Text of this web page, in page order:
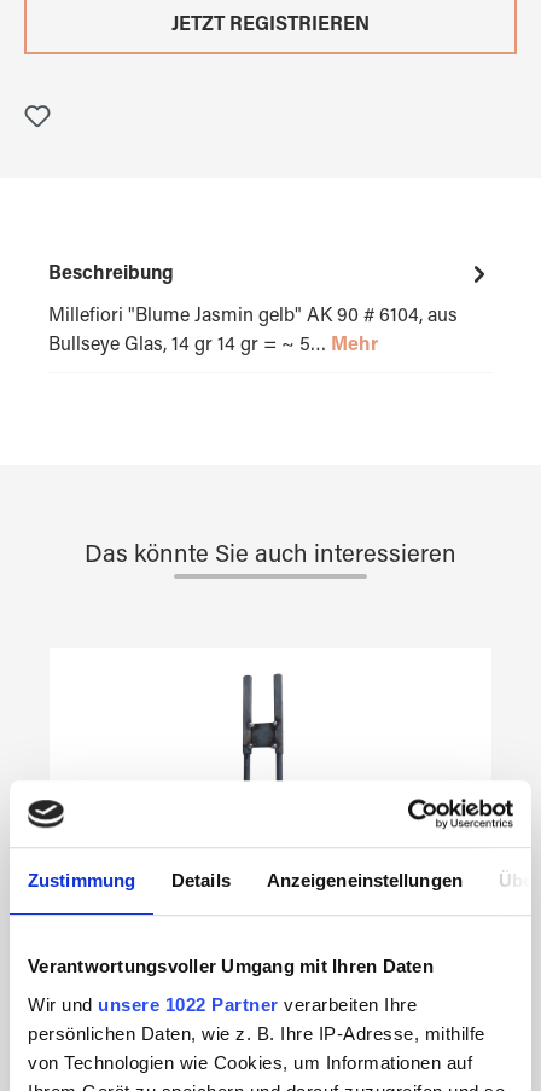
Zustimmung Details Anzeigeneinstellungen
Verantwortungsvoller Umgang mit Ihren Daten
Wir und unsere 1022 Partner verarbeiten Ihre
persönlichen Daten, wie z. B. Ihre IP-Adresse, mithilfe
von Technologien wie Cookies, um Informationen auf
JETZT REGISTRIEREN
Beschreibung
Millefiori "Blume Jasmin gelb" AK 90 # 6104, aus
Bullseye Glas, 14 gr 14 gr = ~ 5… Mehr
Das könnte Sie auch interessieren